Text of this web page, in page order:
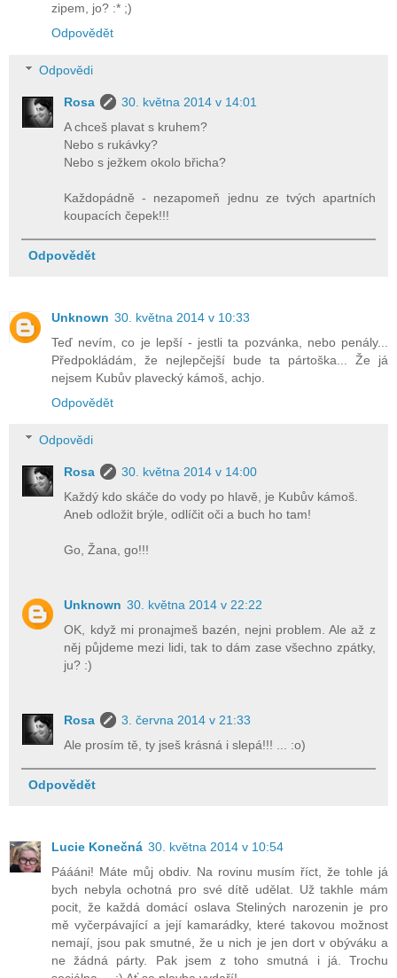
zipem, jo? :* ;)
Odpovědět
Odpovědi
Rosa
30. května 2014 v 14:01
A chceš plavat s kruhem?
Nebo s rukávky?
Nebo s ježkem okolo břicha?
Každopádně - nezapomeň jednu ze tvých apartních
koupacích čepek!!!
Odpovědět
Unknown 30. května 2014 v 10:33
Teď nevím, co je lepší - jestli ta pozvánka, nebo penály...
Předpokládám, že nejlepčejší bude ta pártoška... Že já
nejsem Kubův plavecký kámoš, achjo.
Odpovědět
Odpovědi
Rosa
30. května 2014 v 14:00
Každý kdo skáče do vody po hlavě, je Kubův kámoš.
Aneb odložit brýle, odlíčit oči a buch ho tam!
Go, Žana, go!!!
Unknown 30. května 2014 v 22:22
OK, když mi pronajmeš bazén, nejni problem. Ale až z
něj půjdeme mezi lidi, tak to dám zase všechno zpátky,
ju? :)
Rosa
3. června 2014 v 21:33
Ale prosím tě, ty jseš krásná i slepá!!! ... :o)
Odpovědět
Lucie Konečná 30. května 2014 v 10:54
Páááni! Máte můj obdiv. Na rovinu musím říct, že tohle já
bych nebyla ochotná pro své dítě udělat. Už takhle mám
pocit, že každá domácí oslava Steliných narozenin je pro
mě vyčerpávající a její kamarádky, které takovou možnost
nemají, jsou pak smutné, že u nich je jen dort v obýváku a
ne žádná párty. Pak jsem z toho smutná i já. Trochu